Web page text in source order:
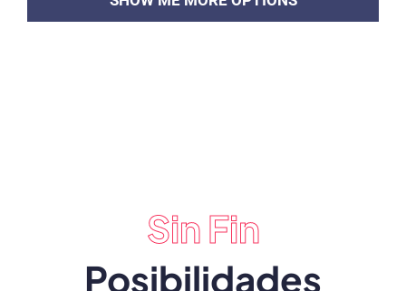
Sin Fin
Posibilidades